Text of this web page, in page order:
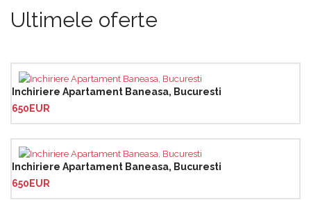
Ultimele oferte
Inchiriere Apartament Baneasa, Bucuresti
650EUR
Inchiriere Apartament Baneasa, Bucuresti
650EUR